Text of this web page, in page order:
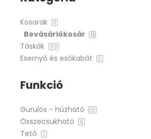
Kosarak 11
Bevásárlókosár 11
Táskák 99
Esernyő és esőkabát 5
Funkció
Gurulós - húzható 10
Összecsukható 6
Tető 1